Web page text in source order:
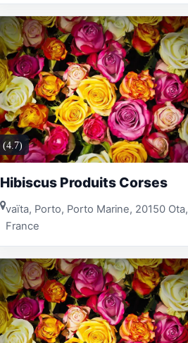
(4.7)
Hibiscus Produits Corses
vaïta, Porto, Porto Marine, 20150 Ota,
France